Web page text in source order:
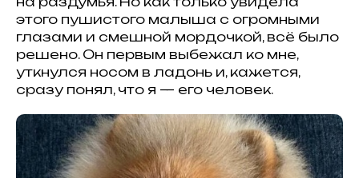
этого пушистого малыша с огромными
глазами и смешной мордочкой, всё было
решено. Он первым выбежал ко мне,
уткнулся носом в ладонь и, кажется,
сразу понял, что я — его человек.